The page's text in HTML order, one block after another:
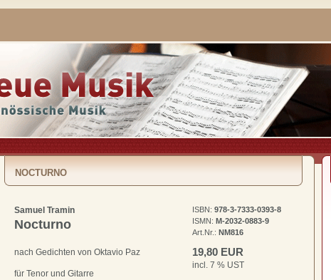
NOCTURNO
Samuel Tramin
Nocturno
nach Gedichten von Oktavio Paz
für Tenor und Gitarre
ISBN: 978-3-7333-0393-8
ISMN: M-2032-0883-9
Art.Nr.: NM816
19,80 EUR
incl. 7 % UST